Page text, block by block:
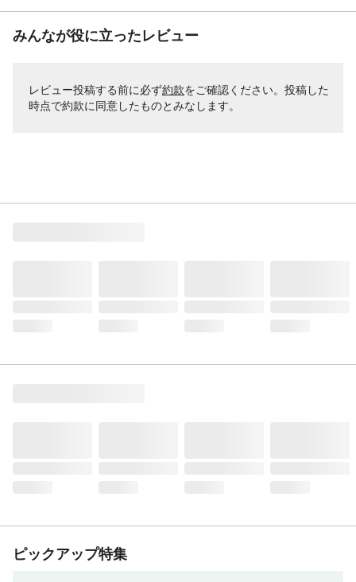
みんなが役に立ったレビュー
レビュー投稿する前に必ず約款をご確認ください。投稿した
時点で約款に同意したものとみなします。
ピックアップ特集